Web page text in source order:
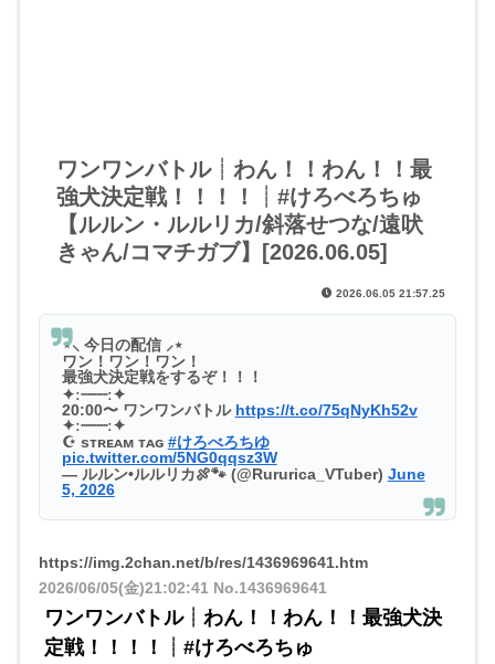
ワンワンバトル┊わん！！わん！！最
強犬決定戦！！！！┊#けろべろちゅ
【ルルン・ルルリカ/斜落せつな/遠吠
きゃん/コマチガブ】[2026.06.05]
2026.06.05 21:57.25
⋆⸜ 今日の配信 ⸝⋆
ワン！ワン！ワン！
最強犬決定戦をするぞ！！！
✦ː┈┈┈ː✦
20:00〜 ワンワンバトル https://t.co/75qNyKh52v
✦ː┈┈┈ː✦
☪︎ sᴛʀᴇᴀᴍ ᴛᴀɢ #けろべろちゆ
pic.twitter.com/5NG0qqsz3W
— ルルン•ルルリカ🍖🐾 (@Rururica_VTuber) June
5, 2026
https://img.2chan.net/b/res/1436969641.htm
2026/06/05(金)21:02:41 No.1436969641
ワンワンバトル┊わん！！わん！！最強犬決
定戦！！！！┊#けろべろちゅ